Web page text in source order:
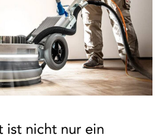
ist nicht nur ein